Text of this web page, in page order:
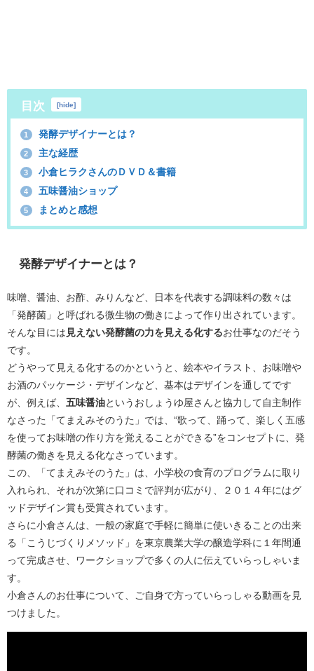
目次 [hide]
1 発酵デザイナーとは？
2 主な経歴
3 小倉ヒラクさんのＤＶＤ＆書籍
4 五味醤油ショップ
5 まとめと感想
発酵デザイナーとは？
味噌、醤油、お酢、みりんなど、日本を代表する調味料の数々は
「発酵菌」と呼ばれる微生物の働きによって作り出されています。
そんな目には 見えない発酵菌の力を見える化するお仕事なのだそう
です。
どうやって見える化するのかというと、絵本やイラスト、お味噌や
お酒のパッケージ・デザインなど、基本はデザインを通してです
が、例えば、 五味醤油 というおしょうゆ屋さんと協力して自主制作
なさった「てまえみそのうた」では、“歌って、踊って、楽しく五感
を使ってお味噌の作り方を覚えることができる”をコンセプトに、発
酵菌の働きを見える化なさっています。
この、「てまえみそのうた」は、小学校の食育のプログラムに取り
入れられ、それが次第に口コミで評判が広がり、２０１４年にはグ
ッドデザイン賞も受賞されています。
さらに小倉さんは、一般の家庭で手軽に簡単に使いきることの出来
る「こうじづくりメソッド」を東京農業大学の醸造学科に１年間通
って完成させ、ワークショップで多くの人に伝えていらっしゃいま
す。
小倉さんのお仕事について、ご自身で方っていらっしゃる動画を見
つけました。